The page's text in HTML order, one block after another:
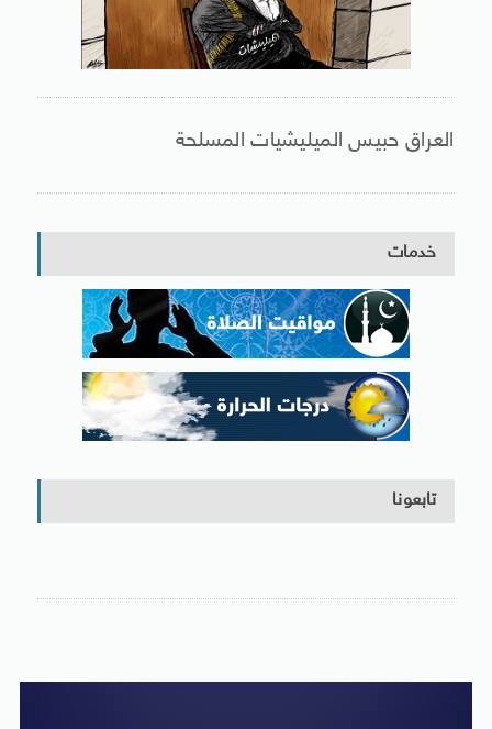
العراق حبيس الميليشيات المسلحة
خدمات
تابعونا